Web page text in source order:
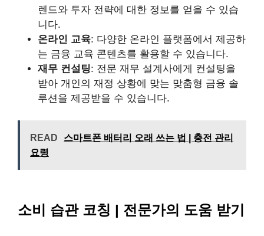
렌드와 투자 전략에 대한 정보를 얻을 수 있습
니다.
온라인 교육: 다양한 온라인 플랫폼에서 제공하
는 금융 교육 콘텐츠를 활용할 수 있습니다.
재무 컨설팅: 전문 재무 설계사에게 컨설팅을
받아 개인의 재정 상황에 맞는 맞춤형 금융 솔
루션을 제공받을 수 있습니다.
READ
스마트폰 배터리 오래 쓰는 법 | 충전 관리
요령
소비 습관 코칭 | 전문가의 도움 받기